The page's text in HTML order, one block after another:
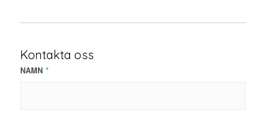
Kontakta oss
NAMN *